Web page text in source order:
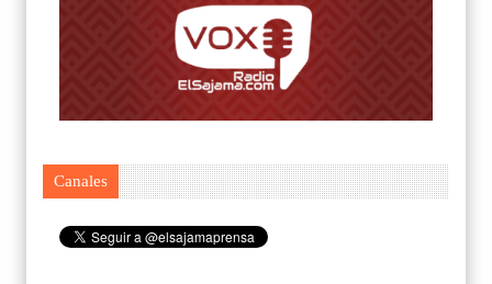
Canales